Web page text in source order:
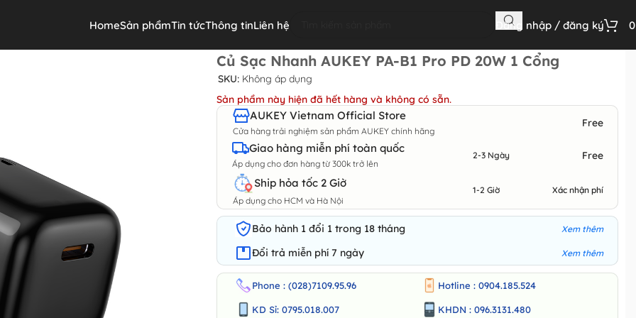
HomeSản phẩmTin tứcThông tinLiên hệ Đăng nhập / đăng ký
Củ Sạc Nhanh AUKEY PA-B1 Pro PD 20W 1 Cổng
SKU: Không áp dụng
Sản phẩm này hiện đã hết hàng và không có sẵn.
AUKEY Vietnam Official Store
Cửa hàng trải nghiệm sản phẩm AUKEY chính hãng
Free
Giao hàng miễn phí toàn quốc
Áp dụng cho đơn hàng từ 300k trở lên
2-3 Ngày Free
Ship hỏa tốc 2 Giờ
Áp dụng cho HCM và Hà Nội
1-2 Giờ Xác nhận phí
Bảo hành 1 đổi 1 trong 18 tháng Xem thêm
Đổi trả miễn phí 7 ngày Xem thêm
Phone : (028)7109.95.96 Hotline : 0904.185.524
KD Sỉ: 0795.018.007 KHDN : 096.3131.480